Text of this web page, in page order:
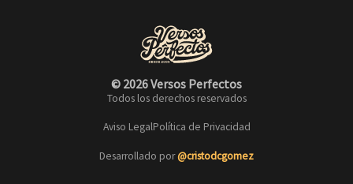
© 2026 Versos Perfectos
Todos los derechos reservados
Aviso LegalPolítica de Privacidad
Desarrollado por@cristodcgomez